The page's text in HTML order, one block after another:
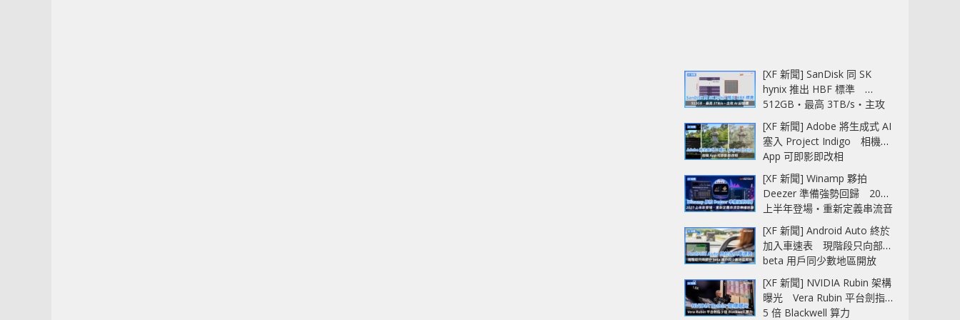
[XF 新聞] SanDisk 同 SK
hynix 推出 HBF 標準
512GB‧最高 3TB/s‧主攻
AI 記憶體
[XF 新聞] Adobe 將生成式 AI
塞入 Project Indigo 相機
App 可即影即改相
[XF 新聞] Winamp 夥拍
Deezer 準備強勢回歸 2027
上半年登場‧重新定義串流音
樂播放器
[XF 新聞] Android Auto 終於
加入車速表 現階段只向部分
beta 用戶同少數地區開放
[XF 新聞] NVIDIA Rubin 架構
曝光 Vera Rubin 平台劍指
5 倍 Blackwell 算力